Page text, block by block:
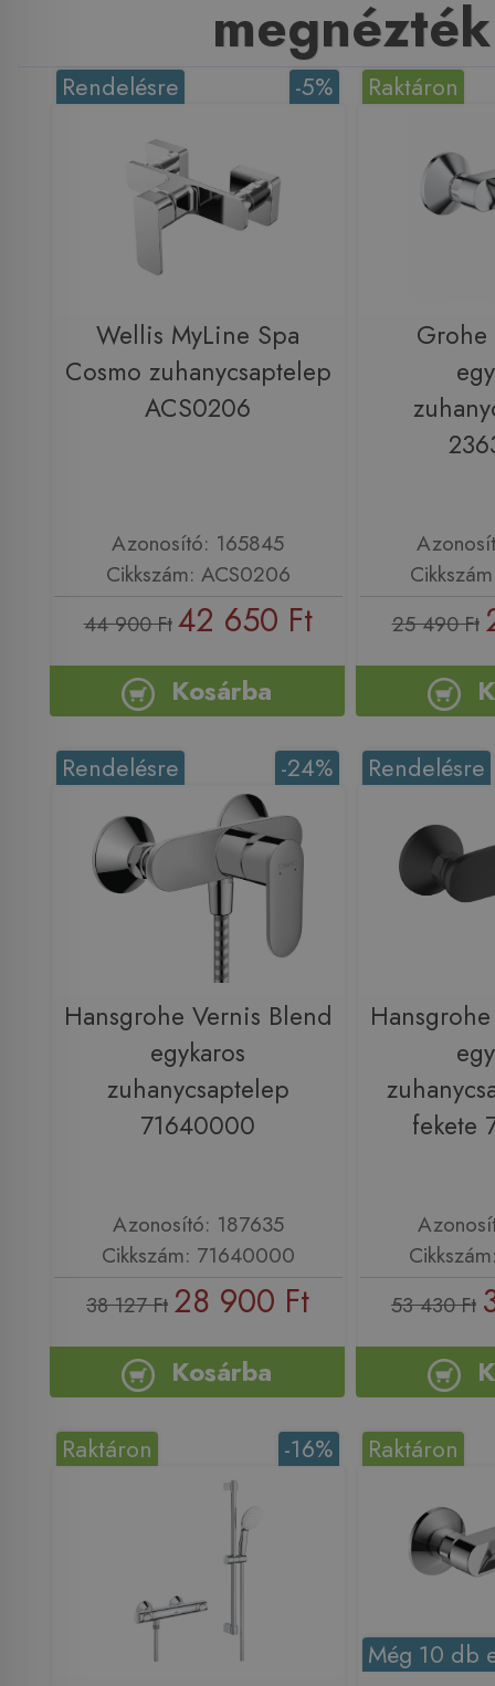
megnézték
-5%
Rendelésre
Wellis MyLine Spa
Cosmo zuhanycsaptelep
ACS0206
Azonosító: 165845
Cikkszám: ACS0206
44 900 Ft 42 650 Ft
Kosárba
Raktáron
Grohe
25 490 Ft
-24%
Rendelésre
Hansgrohe Vernis Blend
egykaros
zuhanycsaptelep
71640000
Azonosító: 187635
Cikkszám: 71640000
38 127 Ft 28 900 Ft
Kosárba
Rendelésre
fekete
53 430 Ft
-16%
Raktáron Raktáron
Még 10 db